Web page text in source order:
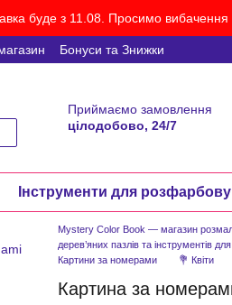
буде з 11.08. Просимо вибачення
Бонуси та Знижки
Приймаємо замовлення
цілодобово, 24/7
Інструменти для
Mystery Color Book — магазин
дерев’яних пазлів та інструментів
Картини за номерами
💐 Квіти
Картина за номерами